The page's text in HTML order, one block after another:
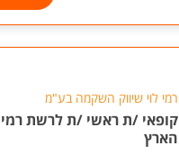
רמי לוי שיווק השקמה בע"מ
קופאי /ת ראשי /ת לרשת רמי
הארץ